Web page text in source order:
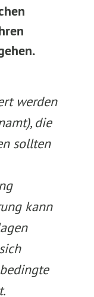
werden
die
sollten
kann